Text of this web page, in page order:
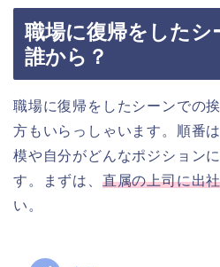
職場に復帰をしたシ
誰から？
職場に復帰をしたシーンでの
方もいらっしゃいます。順番
模や自分がどんなポジション
す。まずは、 直属の上司に出
い。